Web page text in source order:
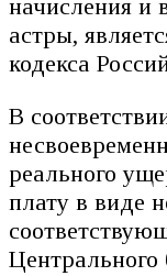
начисления и
астры,
кодекса
В
реального
плату в виде